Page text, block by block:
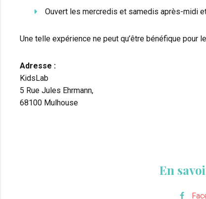
Ouvert les mercredis et samedis après-midi
Une telle expérience ne peut qu’être bénéfique pour
Adresse :
KidsLab
5 Rue Jules Ehrmann,
68100 Mulhouse
En